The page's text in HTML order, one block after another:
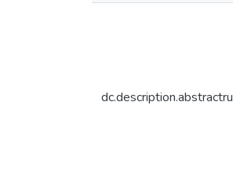
dc.description.abstractru